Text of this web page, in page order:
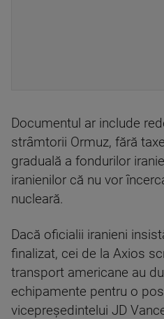
Documentul ar include
strâmtorii Ormuz, fără
graduală a fondurilor
iranienilor că nu vor
nucleară.
Dacă oficialii iranieni
finalizat, cei de la Axios
transport americane au
echipamente pentru o
vicepreședintelui JD